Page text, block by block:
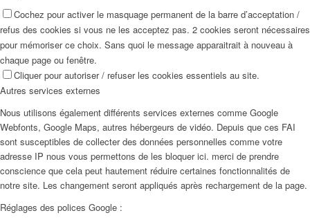
Cochez pour activer le masquage permanent de la barre d’acceptation /
refus des cookies si vous ne les acceptez pas. 2 cookies seront nécessaires
pour mémoriser ce choix. Sans quoi le message apparaitrait à nouveau à
chaque page ou fenêtre.
Cliquer pour autoriser / refuser les cookies essentiels au site.
Autres services externes
Nous utilisons également différents services externes comme Google
Webfonts, Google Maps, autres hébergeurs de vidéo. Depuis que ces FAI
sont susceptibles de collecter des données personnelles comme votre
adresse IP nous vous permettons de les bloquer ici. merci de prendre
conscience que cela peut hautement réduire certaines fonctionnalités de
notre site. Les changement seront appliqués après rechargement de la page.
Réglages des polices Google :